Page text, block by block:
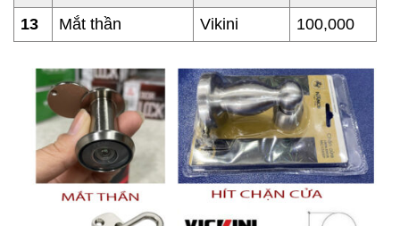
13 Mắt thần Vikini 100,000